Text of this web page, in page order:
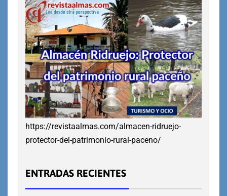
https://revistaalmas.com/almacen-ridruejo-
protector-del-patrimonio-rural-paceno/
ENTRADAS RECIENTES